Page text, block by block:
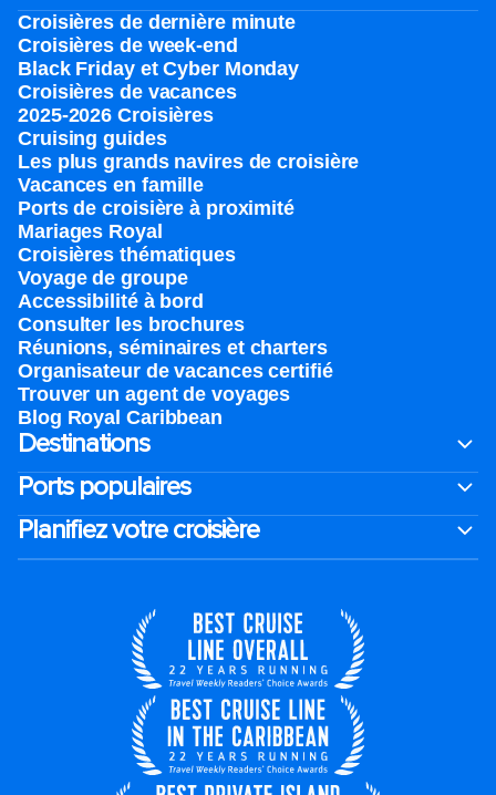
Croisières de dernière minute
Croisières de week-end
Black Friday et Cyber Monday
Croisières de vacances
2025-2026 Croisières
Cruising guides
Les plus grands navires de croisière
Vacances en famille
Ports de croisière à proximité
Mariages Royal
Croisières thématiques
Voyage de groupe​
Accessibilité à bord​
Consulter les brochures
Réunions, séminaires et charters
Organisateur de vacances certifié
Trouver un agent de voyages
Blog Royal Caribbean
Destinations
Ports populaires
Planifiez votre croisière